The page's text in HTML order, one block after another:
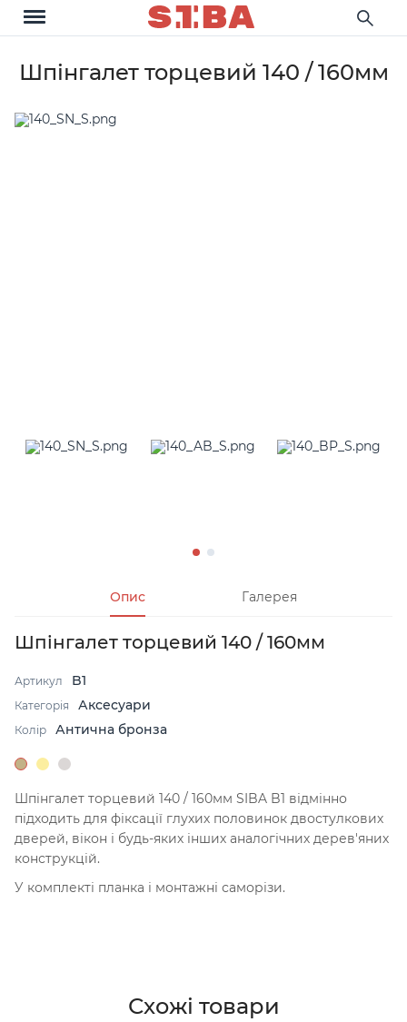
Шпінгалет торцевий 140 / 160мм
Опис Галерея
Шпінгалет торцевий 140 / 160мм
Артикул B1
Категорія Аксесуари
Колір Антична бронза
Шпінгалет торцевий 140 / 160мм SIBA B1 відмінно
підходить для фіксації глухих половинок двостулкових
дверей, вікон і будь-яких інших аналогічних дерев'яних
конструкцій.
У комплекті планка і монтажні саморізи.
Схожі товари